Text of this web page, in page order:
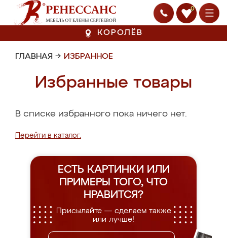
0
КОРОЛЁВ
ГЛАВНАЯ → ИЗБРАННОЕ
Избранные товары
В списке избранного пока ничего нет.
Перейти в каталог.
ЕСТЬ КАРТИНКИ ИЛИ
ПРИМЕРЫ
ТОГО, ЧТО
НРАВИТСЯ?
Присылайте — сделаем также
или лучше!